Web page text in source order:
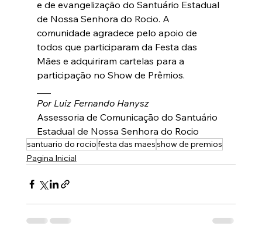
e de evangelização do Santuário Estadual
de Nossa Senhora do Rocio. A
comunidade agradece pelo apoio de
todos que participaram da Festa das
Mães e adquiriram cartelas para a
participação no Show de Prêmios.
Por Luiz Fernando Hanysz
Assessoria de Comunicação do Santuário
Estadual de Nossa Senhora do Rocio
santuario do rociofesta das maesshow de premios
Pagina Inicial